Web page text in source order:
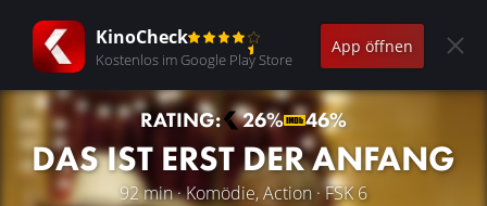
KinoCheck
Kostenlos im Google Play Store
App öffnen
RATING: 26% 46%
DAS IST ERST DER ANFANG
92 min · Komödie, Action · FSK 6